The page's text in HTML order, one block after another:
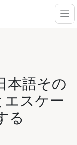
本語その
エスケー
る